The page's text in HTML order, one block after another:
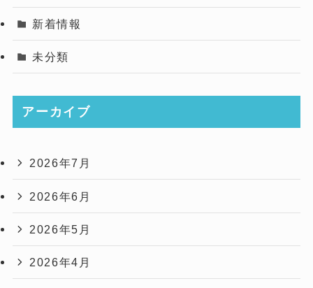
新着情報
未分類
アーカイブ
2026年7月
2026年6月
2026年5月
2026年4月